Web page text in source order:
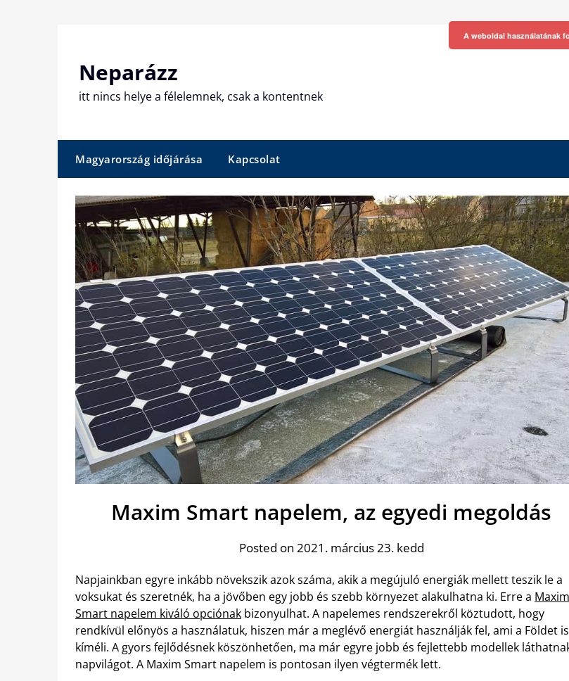
Neparázz
itt nincs helye a félelemnek, csak a kontentnek
Magyarország időjárása Kapcsolat
Maxim Smart napelem, az egyedi megoldás
Posted on 2021. március 23. kedd
Napjainkban egyre inkább növekszik azok száma, akik a megújuló energiák mellett teszik le a
voksukat és szeretnék, ha a jövőben egy jobb és szebb környezet alakulhatna ki. Erre a Maxim
Smart napelem kiváló opciónak bizonyulhat. A napelemes rendszerekről köztudott, hogy
rendkívül előnyös a használatuk, hiszen már a meglévő energiát használják fel, ami a Földet is
kíméli. A gyors fejlődésnek köszönhetően, ma már egyre jobb és fejlettebb modellek
napvilágot. A Maxim Smart napelem is pontosan ilyen végtermék lett.
A weboldal használatának